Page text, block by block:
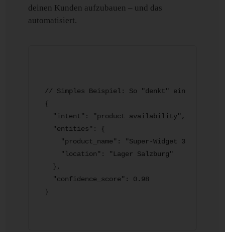
deinen Kunden aufzubauen – und das
automatisiert.
// Simples Beispiel: So "denkt" ein
{
  "intent": "product_availability",
  "entities": {
    "product_name": "Super-Widget 3000",
    "location": "Lager Salzburg"
  },
  "confidence_score": 0.98